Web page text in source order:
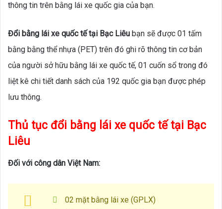
thông tin trên bằng lái xe quốc gia của bạn.
Đổi bằng lái xe quốc tế tại Bạc Liêu bạn sẽ được 01 tấm
bằng bằng thể nhựa (PET) trên đó ghi rõ thông tin cơ bản
của người sở hữu bằng lái xe quốc tế, 01 cuốn sổ trong đó
liệt kê chi tiết danh sách của 192 quốc gia bạn được phép
lưu thông.
Thủ tục đổi bằng lái xe quốc tế tại Bạc
Liêu
Đối với công dân Việt Nam:
02 mặt bằng lái xe (GPLX)